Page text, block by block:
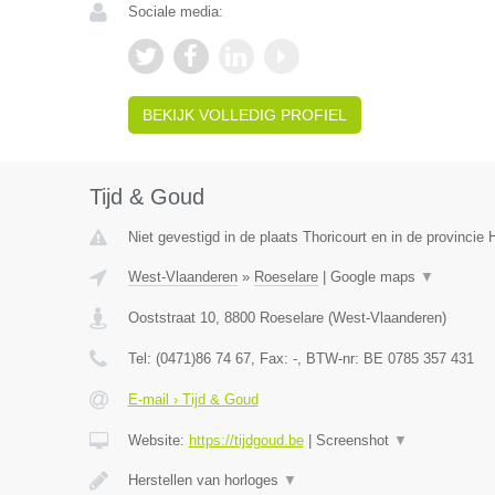
Sociale media:
BEKIJK VOLLEDIG PROFIEL
Tijd & Goud
Niet gevestigd in de plaats Thoricourt en in de provincie
West-Vlaanderen» Roeselare| Google maps ▼
Ooststraat 10, 8800 Roeselare(West-Vlaanderen)
Tel: (0471)86 74 67, Fax: -, BTW-nr: BE 0785 357 431
E-mail › Tijd & Goud
Website: https://tijdgoud.be| Screenshot ▼
Herstellen van horloges ▼